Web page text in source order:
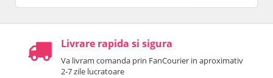
Livrare rapida si sigura
Va livram comanda prin FanCourier in aproximativ
2-7 zile lucratoare